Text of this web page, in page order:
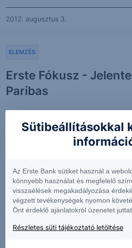
2012. augusztus 3.
Erste Fókusz -
Paribas
ELEMZÉS
részvényei, melyet
támogat, hogy jelenleg nagyon
2012. augusztus 2.
ELEMZÉS
Sütibeállításokkal
Az Erste Bank sütiket használ a
könnyebb használat és megfelelő
visszaélések megakadályozása
végzett tevékenységek nyomon
Önt érdeklő ajánlatokról üzenetet
Részletes süti tájékoztató letöltése